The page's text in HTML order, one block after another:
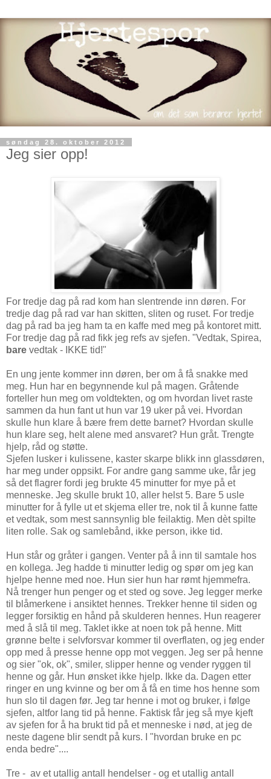
søndag 28. oktober 2012
Jeg sier opp!
For tredje dag på rad kom han slentrende inn døren. For
tredje dag på rad var han skitten, sliten og ruset. For tredje
dag på rad ba jeg ham ta en kaffe med meg på kontoret mitt.
For tredje dag på rad fikk jeg refs av sjefen. "Vedtak, Spirea,
bare vedtak - IKKE tid!"
En ung jente kommer inn døren, ber om å få snakke med
meg. Hun har en begynnende kul på magen. Gråtende
forteller hun meg om voldtekten, og om hvordan livet raste
sammen da hun fant ut hun var 19 uker på vei. Hvordan
skulle hun klare å bære frem dette barnet? Hvordan skulle
hun klare seg, helt alene med ansvaret? Hun gråt. Trengte
hjelp, råd og støtte.
Sjefen lusker i kulissene, kaster skarpe blikk inn glassdøren,
har meg under oppsikt. For andre gang samme uke, får jeg
så det flagrer fordi jeg brukte 45 minutter for mye på et
menneske. Jeg skulle brukt 10, aller helst 5. Bare 5 usle
minutter for å fylle ut et skjema eller tre, nok til å kunne fatte
et vedtak, som mest sannsynlig ble feilaktig. Men dèt spilte
liten rolle. Sak og samlebånd, ikke person, ikke tid.
Hun står og gråter i gangen. Venter på å inn til samtale hos
en kollega. Jeg hadde ti minutter ledig og spør om jeg kan
hjelpe henne med noe. Hun sier hun har rømt hjemmefra.
Nå trenger hun penger og et sted og sove. Jeg legger merke
til blåmerkene i ansiktet hennes. Trekker henne til siden og
legger forsiktig en hånd på skulderen hennes. Hun reagerer
med å slå til meg. Taklet ikke at noen tok på henne. Mitt
grønne belte i selvforsvar kommer til overflaten, og jeg ender
opp med å presse henne opp mot veggen. Jeg ser på henne
og sier "ok, ok", smiler, slipper henne og vender ryggen til
henne og går. Hun ønsket ikke hjelp. Ikke da. Dagen etter
ringer en ung kvinne og ber om å få en time hos henne som
hun slo til dagen før. Jeg tar henne i mot og bruker, i følge
sjefen, altfor lang tid på henne. Faktisk får jeg så mye kjeft
av sjefen for å ha brukt tid på et menneske i nød, at jeg de
neste dagene blir sendt på kurs. I "hvordan bruke en pc
enda bedre"....
Tre - av et utallig antall hendelser - og et utallig antall